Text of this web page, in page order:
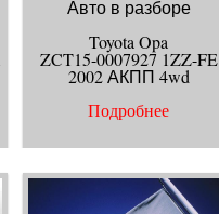
Авто в разборе
Toyota Opa
ZCT15-0007927 1ZZ-FE
2002 АКПП 4wd
Подробнее